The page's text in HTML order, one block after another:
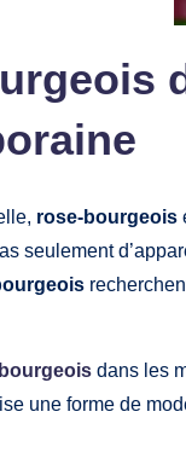
rose-bourgeois
seulement
dans les
une forme de